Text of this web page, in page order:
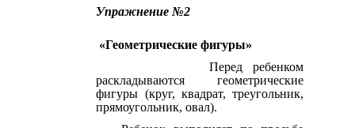
Упражнение №2
«Геометрические фигуры»
Перед ребенком
раскладываются геометрические
фигуры (круг, квадрат, треугольник,
прямоугольник, овал).